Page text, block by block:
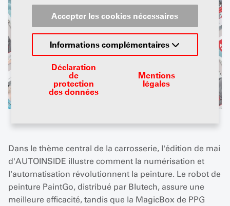
Accepter les cookies nécessaires
Informations complémentaires
Déclaration
de
protection
des données
Mentions
légales
Dans le thème central de la carrosserie, l'édition de mai
d'AUTOINSIDE illustre comment la numérisation et
l'automatisation révolutionnent la peinture. Le robot de
peinture PaintGo, distribué par Blutech, assure une
meilleure efficacité, tandis que la MagicBox de PPG